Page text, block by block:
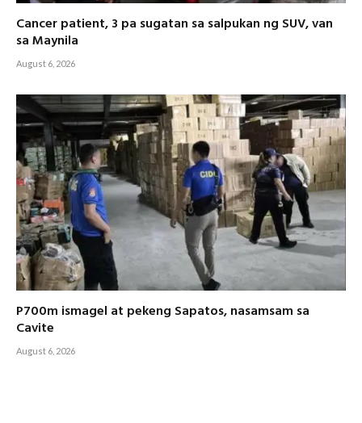
Cancer patient, 3 pa sugatan sa salpukan ng SUV, van
sa Maynila
August 6, 2026
P700m ismagel at pekeng Sapatos, nasamsam sa
Cavite
August 6, 2026